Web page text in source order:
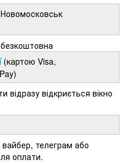
(картою Visa,
відразу відкриється вікно
телеграм або
оплати.